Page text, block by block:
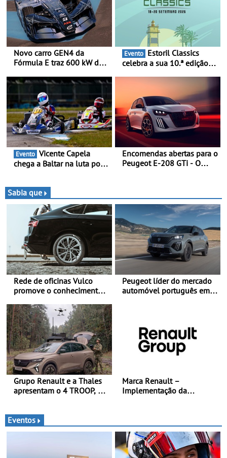
Novo carro GEN4 da
Fórmula E traz 600 kW de
de tração integral ao
programa de competição
elétrica da Nissan - São
600 kW (816 cv) e acelera
dos 0 aos 100 km/h em 1,8
segundos
Evento
celebra a sua 10.ª edição
2026
Evento
chega a Baltar na luta por
ronda do RMC Portugal
com ambição renovada de
regressar ao pódio
Encomendas abertas para o
Peugeot E-208 GTi - O
Sabia que
Rede de oficinas Vulco
promove o conhecimento
conduzir com mais
segurança
Peugeot líder do mercado
automóvel português em
Grupo Renault e a Thales
apresentam o 4 TROOP, um
forças terrestres
Marca Renault –
Implementação da
valor
Eventos